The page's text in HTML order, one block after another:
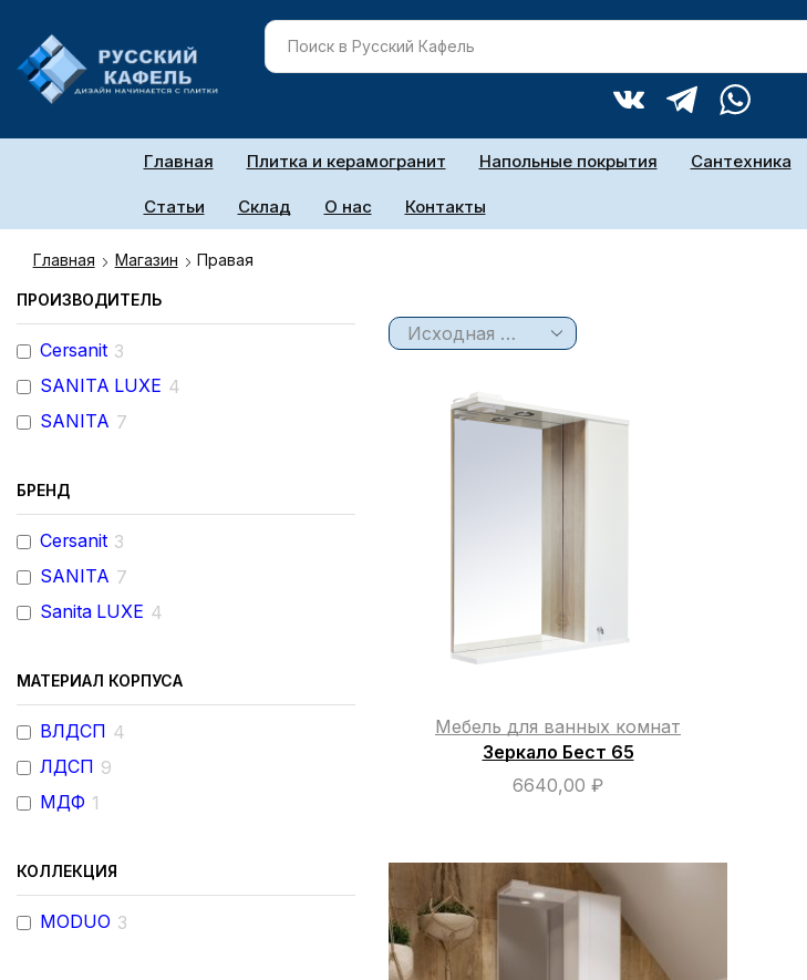
Главная Плитка и керамогранит Напольные покрытия Сантехника
Статьи Склад О нас Контакты
Главная Магазин Правая
Мебель для ванных комнат
Зеркало Бест 65
6640,00 ₽
ПРОИЗВОДИТЕЛЬ
Cersanit 3
SANITA LUXE 4
SANITA 7
БРЕНД
Cersanit 3
SANITA 7
Sanita LUXE 4
МАТЕРИАЛ КОРПУСА
ВЛДСП 4
ЛДСП 9
МДФ 1
КОЛЛЕКЦИЯ
MODUO 3